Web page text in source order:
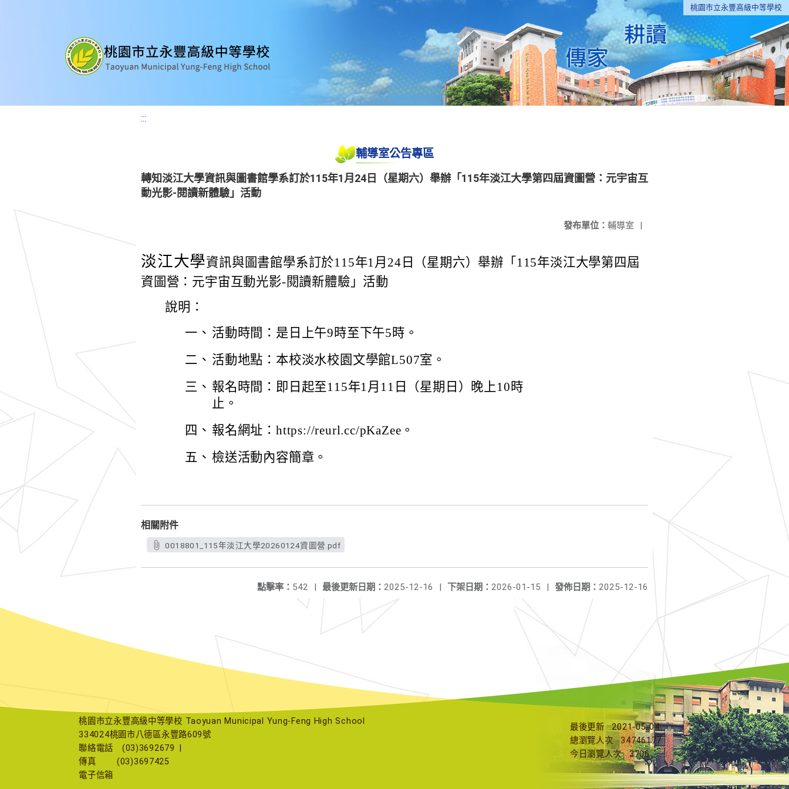
桃園市立永豐高級中等學校
:::
輔導室公告專區
轉知淡江大學資訊與圖書館學系訂於115年1月24日（星期六）舉辦「115年淡江大學第四屆資圖營：元宇宙互
動光影-閱讀新體驗」活動
發布單位： 輔導室 |
淡江大學資訊與圖書館學系訂於115年1月24日（星期六）舉辦「115年淡江大學第四屆
資圖營：元宇宙互動光影-閱讀新體驗」活動
說明：
一、 活動時間：是日上午9時至下午5時。
二、 活動地點：本校淡水校園文學館L507室。
三、 報名時間：即日起至115年1月11日（星期日）晚上10時
止。
四、 報名網址：https://reurl.cc/pKaZee。
五、 檢送活動內容簡章。
相關附件
0018801_115年淡江大學20260124資圖營.pdf
發佈日期： 2025-12-16
下架日期： 2026-01-15 |
最後更新日期： 2025-12-16 |
點擊率： 542 |
桃園市立永豐高級中等學校 Taoyuan Municipal Yung-Feng High School
334024桃園市八德區永豐路609號
聯絡電話
(03)3692679
傳真
(03)3697425
電子信箱
最後更新
2021-05-04
總瀏覽人次
34746177
今日瀏覽人次
3706